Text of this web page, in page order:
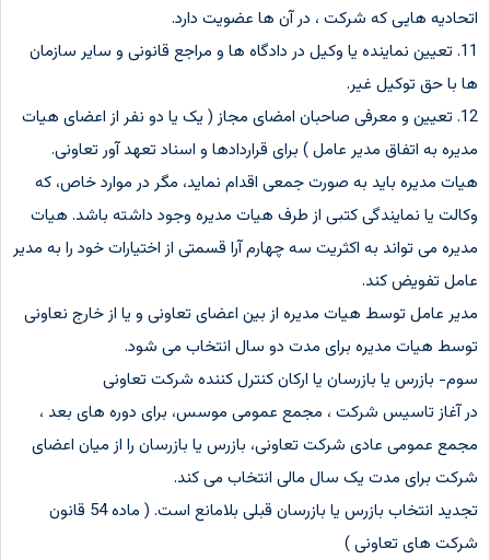
اتحادیه هایی که شرکت ، در آن ها عضویت دارد.
11. تعیین نماینده یا وکیل در دادگاه ها و مراجع قانونی و سایر سازمان
ها با حق توکیل غیر.
12. تعیین و معرفی صاحبان امضای مجاز ( یک یا دو نفر از اعضای هیات
مدیره به اتفاق مدیر عامل ) برای قراردادها و اسناد تعهد آور تعاونی.
هیات مدیره باید به صورت جمعی اقدام نماید، مگر در موارد خاص، که
وکالت یا نمایندگی کتبی از طرف هیات مدیره وجود داشته باشد. هیات
مدیره می تواند به اکثریت سه چهارم آرا قسمتی از اختیارات خود را به مدیر
عامل تفویض کند.
مدیر عامل توسط هیات مدیره از بین اعضای تعاونی و یا از خارج نعاونی
توسط هیات مدیره برای مدت دو سال انتخاب می شود.
سوم- بازرس یا بازرسان یا ارکان کنترل کننده شرکت تعاونی
در آغاز تاسیس شرکت ، مجمع عمومی موسس، برای دوره های بعد ،
مجمع عمومی عادی شرکت تعاونی، بازرس یا بازرسان را از میان اعضای
شرکت برای مدت یک سال مالی انتخاب می کند.
تجدید انتخاب بازرس یا بازرسان قبلی بلامانع است. ( ماده 54 قانون
شرکت های تعاونی )